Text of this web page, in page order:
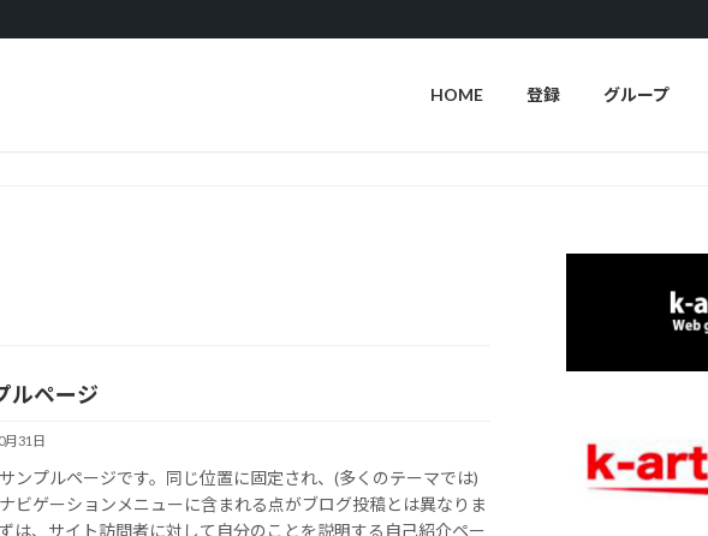
HOME 登録 グループ
ルページ
月31日
ンプルページです。同じ位置に固定され、(多くのテーマでは)
ビゲーションメニューに含まれる点がブログ投稿とは異なりま
は、サイト訪問者に対して自分のことを説明する自己紹介ペー